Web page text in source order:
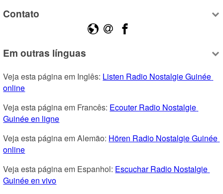
Contato
Em outras línguas
Veja esta página em Inglês: Listen Radio Nostalgie Guinée
online
Veja esta página em Francês: Ecouter Radio Nostalgie
Guinée en ligne
Veja esta página em Alemão: Hören Radio Nostalgie Guinée
online
Veja esta página em Espanhol: Escuchar Radio Nostalgie
Guinée en vivo